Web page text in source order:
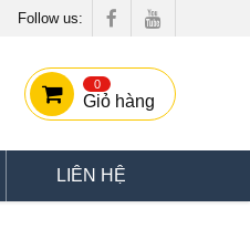
Follow us:
0
Giỏ hàng
LIÊN HỆ